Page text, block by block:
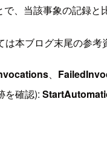
、当該事象の記録と
本ブログ末尾の参考
、
を確認):